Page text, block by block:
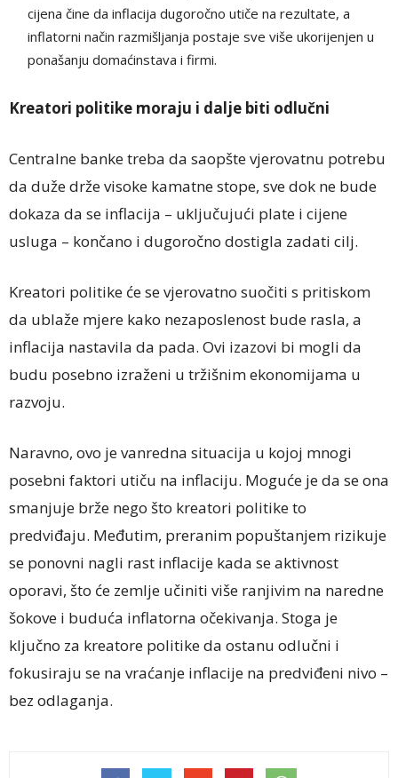
cijena čine da inflacija dugoročno utiče na rezultate, a
inflatorni način razmišljanja postaje sve više ukorijenjen u
ponašanju domaćinstava i firmi.
Kreatori politike moraju i dalje biti odlučni
Centralne banke treba da saopšte vjerovatnu potrebu
da duže drže visoke kamatne stope, sve dok ne bude
dokaza da se inflacija – uključujući plate i cijene
usluga – končano i dugoročno dostigla zadati cilj.
Kreatori politike će se vjerovatno suočiti s pritiskom
da ublaže mjere kako nezaposlenost bude rasla, a
inflacija nastavila da pada. Ovi izazovi bi mogli da
budu posebno izraženi u tržišnim ekonomijama u
razvoju.
Naravno, ovo je vanredna situacija u kojoj mnogi
posebni faktori utiču na inflaciju. Moguće je da se ona
smanjuje brže nego što kreatori politike to
predviđaju. Međutim, preranim popuštanjem rizikuje
se ponovni nagli rast inflacije kada se aktivnost
oporavi, što će zemlje učiniti više ranjivim na naredne
šokove i buduća inflatorna očekivanja. Stoga je
ključno za kreatore politike da ostanu odlučni i
fokusiraju se na vraćanje inflacije na predviđeni nivo –
bez odlaganja.